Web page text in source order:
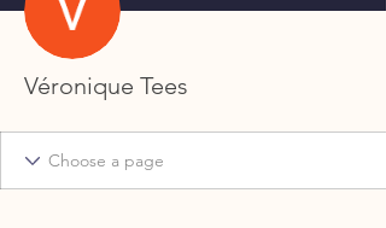
Véronique Tees